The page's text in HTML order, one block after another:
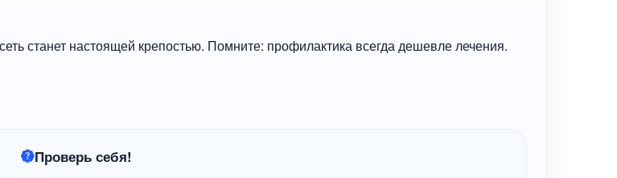
станет настоящей крепостью. Помните: профилактика всегда дешевле лечения.
Проверь себя!